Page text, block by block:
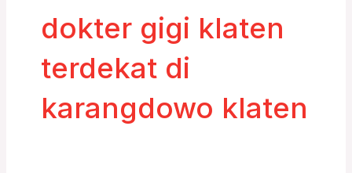
dokter gigi klaten
terdekat di
karangdowo klaten